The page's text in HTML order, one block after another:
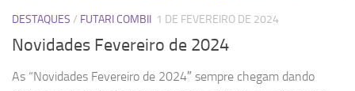
DESTAQUES / FUTARI COMBII 1 DE FEVEREIRO DE 2024
Novidades Fevereiro de 2024
As “Novidades Fevereiro de 2024″ sempre chegam dando